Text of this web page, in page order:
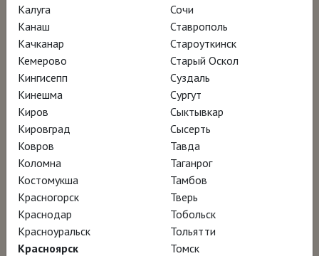
скандинавской архитектуры. Будучи
интровертом, он не давал официальных
интервью и сторонился публичности,
поэтому его личность, как и его здания,
была окутана таинственной аурой. Но он
позволял своим постройкам говорить
самим за себя – на языке поэтичной
брутальности, суровой красоты и
благоговейного отношения к свету и тени.
Действие фильма «Леверенц.
Божественная тьма» разворачивается
Калуга
Канаш
Качканар
Кемерово
Кингисепп
Кинешма
Киров
Кировград
Ковров
Коломна
Костомукша
Красногорск
Краснодар
Красноуральск
Красноярск
Сочи
Ставрополь
Староуткинск
Старый Оскол
Суздаль
Сургут
Сыктывкар
Сысерть
Тавда
Таганрог
Тамбов
Тверь
Тобольск
Тольятти
Томск